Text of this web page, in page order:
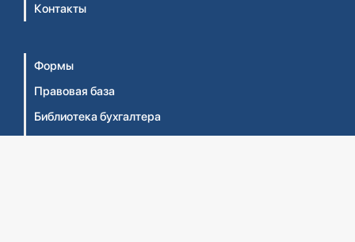
Контакты
Формы
Правовая база
Библиотека бухгалтера